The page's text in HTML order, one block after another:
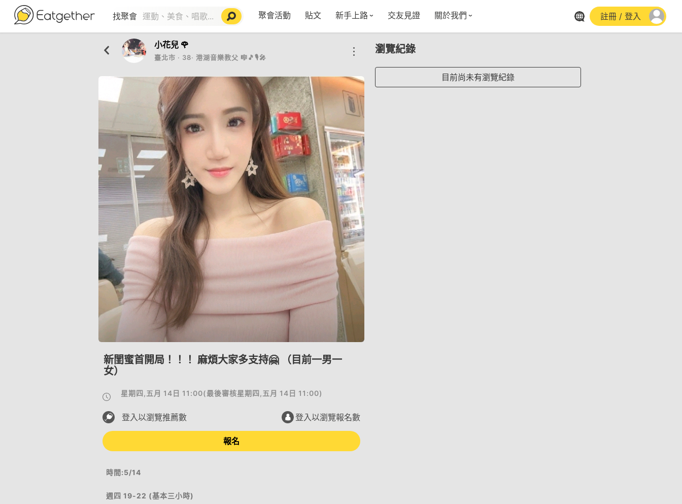
找聚會 聚會活動 貼文 新手上路
五大功能
VIP獨享
使用者指南
如何報名/舉辦聚會
常見Q&A
聚會主題推薦
節日特輯企劃
交友見證 關於我們
instagram
註冊 / 登入
小花兒 🌹
臺北市 ‧ 38‧ 港湖音樂教父 🎼🎵🎙🎤
新閨蜜首開局！！！ 麻煩大家多支持🤗 （目前一男一
女）
星期四,五月 14日 11:00(最後審核星期四,五月 14日 11:00)
登入以瀏覽推薦數 登入以瀏覽報名數
報名
時間:5/14
週四 19-22 (基本三小時)
瀏覽紀錄
目前尚未有瀏覽紀錄